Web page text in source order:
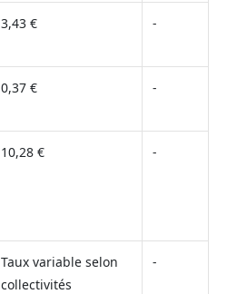
3,43 € -
0,37 € -
10,28 € -
Taux variable selon
collectivités
-